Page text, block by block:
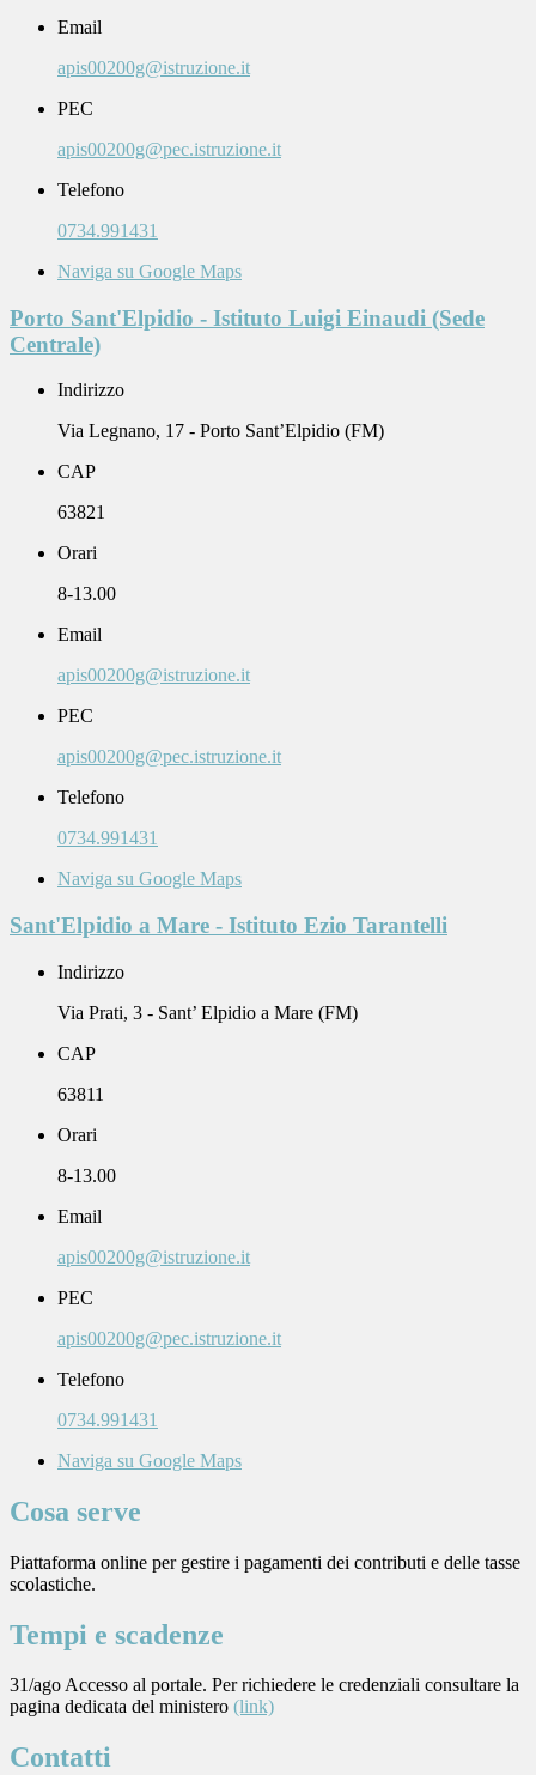
Email
apis00200g@istruzione.it
PEC
apis00200g@pec.istruzione.it
Telefono
0734.991431
Naviga su Google Maps
Porto Sant'Elpidio - Istituto Luigi Einaudi (Sede
Centrale)
Indirizzo
Via Legnano, 17 - Porto Sant’Elpidio (FM)
CAP
63821
Orari
8-13.00
Email
apis00200g@istruzione.it
PEC
apis00200g@pec.istruzione.it
Telefono
0734.991431
Naviga su Google Maps
Sant'Elpidio a Mare - Istituto Ezio Tarantelli
Indirizzo
Via Prati, 3 - Sant’ Elpidio a Mare (FM)
CAP
63811
Orari
8-13.00
Email
apis00200g@istruzione.it
PEC
apis00200g@pec.istruzione.it
Telefono
0734.991431
Naviga su Google Maps
Cosa serve
Piattaforma online per gestire i pagamenti dei contributi e delle tasse
scolastiche.
Tempi e scadenze
31/ago Accesso al portale. Per richiedere le credenziali consultare la
pagina dedicata del ministero (link)
Contatti